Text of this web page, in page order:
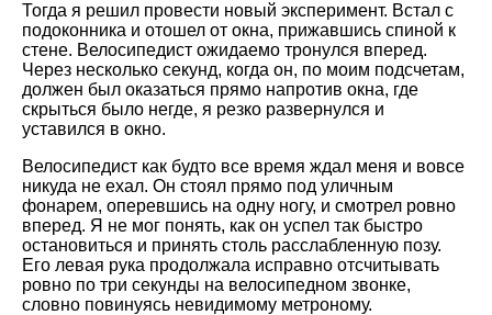
Тогда я решил провести новый эксперимент. Встал с
подоконника и отошел от окна, прижавшись спиной к
стене. Велосипедист ожидаемо тронулся вперед.
Через несколько секунд, когда он, по моим подсчетам,
должен был оказаться прямо напротив окна, где
скрыться было негде, я резко развернулся и
уставился в окно.
Велосипедист как будто все время ждал меня и вовсе
никуда не ехал. Он стоял прямо под уличным
фонарем, оперевшись на одну ногу, и смотрел ровно
вперед. Я не мог понять, как он успел так быстро
остановиться и принять столь расслабленную позу.
Его левая рука продолжала исправно отсчитывать
ровно по три секунды на велосипедном звонке,
словно повинуясь невидимому метроному.